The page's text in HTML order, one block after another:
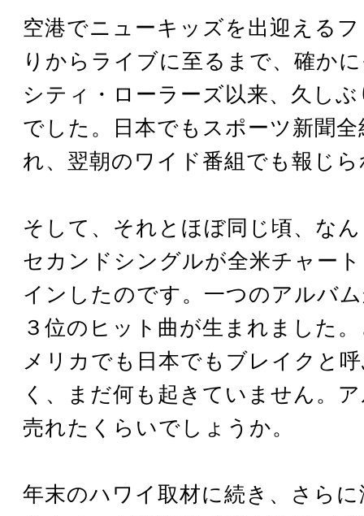
空港でニューキッズを出迎える
りからライブに至るまで、確か
シティ・ローラーズ以来、久し
でした。日本でもスポーツ新聞
れ、翌朝のワイド番組でも報じ
そして、それとほぼ同じ頃、な
セカンドシングルが全米チャー
インしたのです。一つのアルバ
３位のヒット曲が生まれました
メリカでも日本でもブレイクと
く、まだ何も起きていません。
売れたくらいでしょうか。
年末のハワイ取材に続き、さら